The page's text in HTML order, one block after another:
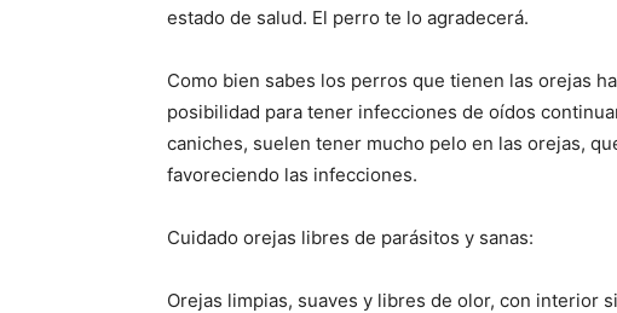
estado de salud. El perro te lo agradecerá.
Como bien sabes los perros que tienen las orejas
posibilidad para tener infecciones de oídos
caniches, suelen tener mucho pelo en las orejas,
favoreciendo las infecciones.
Cuidado orejas libres de parásitos y sanas:
Orejas limpias, suaves y libres de olor, con interior